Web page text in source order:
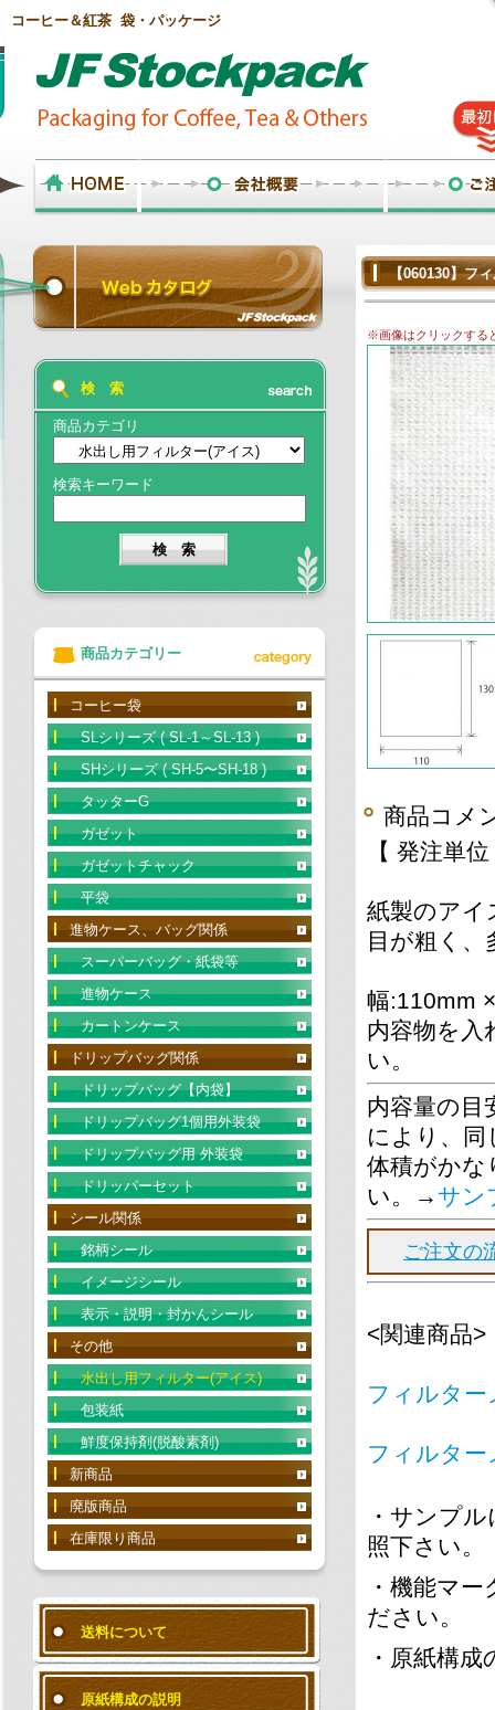
コーヒー＆紅茶 袋・パッケージ
【060130】フ
※画像はクリックする
商品コメ
【 発注単
紙製のアイ
目が粗く
幅:110mm
内容物を入
い。
内容量の目
により、同
体積がかな
い。→ サン
ご注文の
<関連商品>
フィルター
フィルター
・サンプ
照下さい。
・機能マ
ださい。
・原紙構
検 索
商品カテゴリ
検索キーワード
商品カテゴリー
コーヒー袋
SLシリーズ ( SL-1～SL-13 )
SHシリーズ ( SH-5〜SH-18 )
タッターG
ガゼット
ガゼットチャック
平袋
進物ケース、バッグ関係
スーパーバッグ・紙袋等
進物ケース
カートンケース
ドリップバッグ関係
ドリップバッグ【内袋】
ドリップバッグ1個用外装袋
ドリップバッグ用 外装袋
ドリッパーセット
シール関係
銘柄シール
イメージシール
表示・説明・封かんシール
その他
水出し用フィルター(アイス)
包装紙
鮮度保持剤(脱酸素剤)
新商品
廃版商品
在庫限り商品
送料について
原紙構成の説明